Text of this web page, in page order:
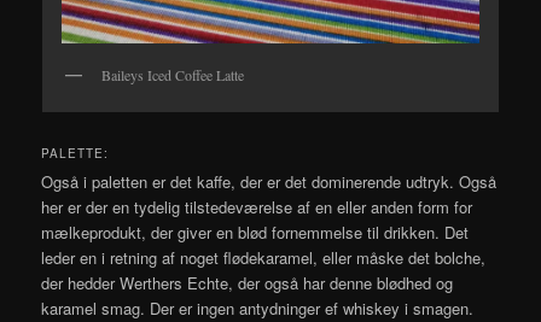
Baileys Iced Coffee Latte
PALETTE:
Også i paletten er det kaffe, der er det dominerende udtryk. Også
her er der en tydelig tilstedeværelse af en eller anden form for
mælkeprodukt, der giver en blød fornemmelse til drikken. Det
leder en i retning af noget flødekaramel, eller måske det bolche,
der hedder Werthers Echte, der også har denne blødhed og
karamel smag. Der er ingen antydninger ef whiskey i smagen.